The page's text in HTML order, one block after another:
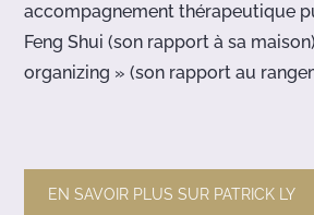
accompagnement thérapeutique
Feng Shui (son rapport à sa
organizing » (son rapport au
EN SAVOIR PLUS SUR PATRICK LY